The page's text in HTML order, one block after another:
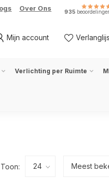
Over Ons 935
Mijn account
Verlichting per Ruimte
Toon: